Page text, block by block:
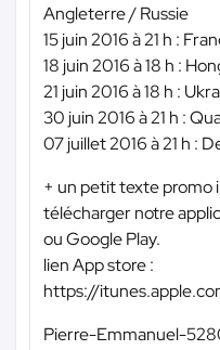
Angleterre / Russie
15 juin 2016 à 21 h :
18 juin 2016 à 18 h :
21 juin 2016 à 18 h :
30 juin 2016 à 21 h :
07 juillet 2016 à 21 h :
+ un petit texte promo
télécharger notre
ou Google Play.
lien App store :
https://
Pierre-Emmanuel-